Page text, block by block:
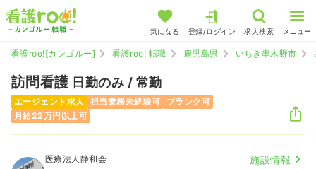
気になる 登録/ログイン 求人検索 メニュー
看護roo![カンゴルー] 看護roo! 転職 鹿児島県 いちき串木野市
訪問看護 日勤のみ / 常勤
エージェント求人 担当業務未経験可
ブランク可
月給22万円以上可
医療法人静和会 施設情報